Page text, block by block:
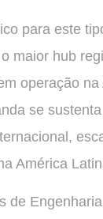
para este
maior hub
operação
se
América
de